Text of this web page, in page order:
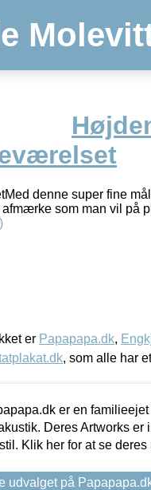
denne super fine
som man vil på
er Papapapa.dk,
, som alle har
er en
Deres Artworks er
Klik her for at se deres
udvalget på